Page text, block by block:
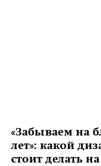
«Забываем на
лет»: какой
стоит делать